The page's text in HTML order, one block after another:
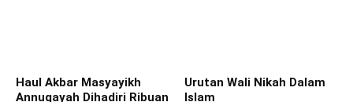
Haul Akbar Masyayikh
Annuqayah Dihadiri Ribuan
Urutan Wali Nikah Dalam
Islam